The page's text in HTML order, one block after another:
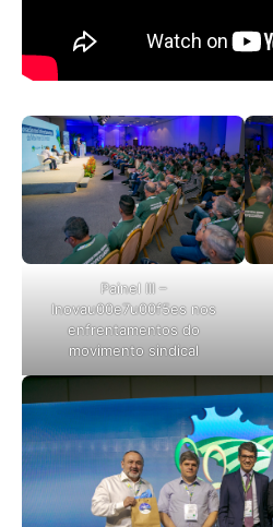
Painel III –
Inovau00e7u00f5es nos
enfrentamentos do
movimento sindical